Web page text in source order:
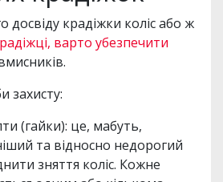
досвіду крадіжки коліс або ж
варто убезпечити
захисту:
(гайки): це, мабуть,
та відносно недорогий
зняття коліс. Кожне